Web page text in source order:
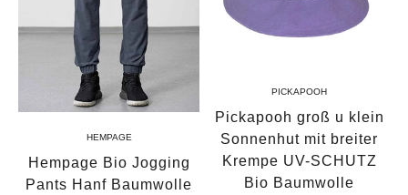
HEMPAGE
Hempage Bio Jogging
Pants Hanf Baumwolle
PICKAPOOH
Pickapooh groß u klein
Sonnenhut mit breiter
Krempe UV-SCHUTZ
Bio Baumwolle